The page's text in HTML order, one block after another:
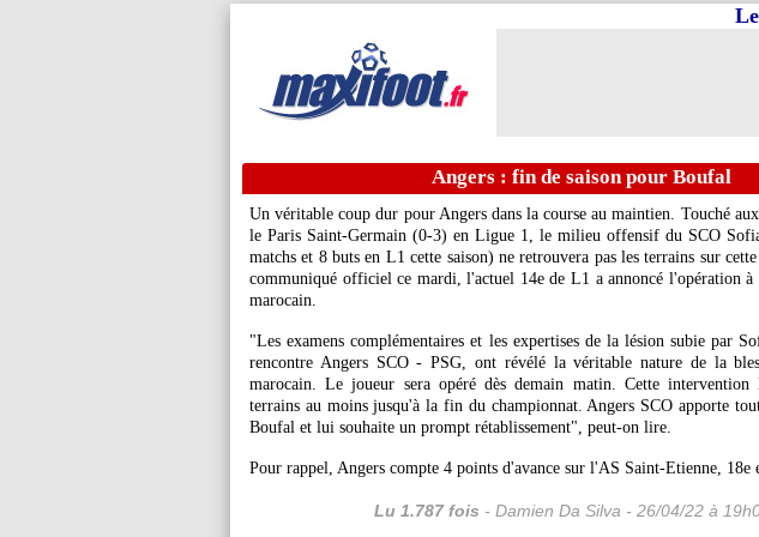
Angers : fin de saison pour Boufal
Un véritable coup dur pour Angers dans la course au maintien. Touché
le Paris Saint-Germain (0-3) en Ligue 1, le milieu offensif du SCO
matchs et 8 buts en L1 cette saison) ne retrouvera pas les terrains sur
communiqué officiel ce mardi, l'actuel 14e de L1 a annoncé l'opération
marocain.
"Les examens complémentaires et les expertises de la lésion subie par
rencontre Angers SCO - PSG, ont révélé la véritable nature de la
marocain. Le joueur sera opéré dès demain matin. Cette intervention
terrains au moins jusqu'à la fin du championnat. Angers SCO apporte
Boufal et lui souhaite un prompt rétablissement", peut-on lire.
Pour rappel, Angers compte 4 points d'avance sur l'AS Saint-Etienne, 18e
Lu 1.787 fois - Damien Da Silva - 26/04/22 à